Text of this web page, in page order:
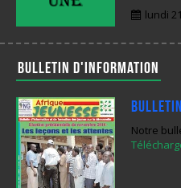
lundi
Bulletin d'information
Notre